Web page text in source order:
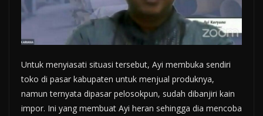
Untuk menyiasati situasi tersebut, Ayi membuka sendiri
toko di pasar kabupaten untuk menjual produknya,
namun ternyata dipasar pelosokpun, sudah dibanjiri kain
impor. Ini yang membuat Ayi heran sehingga dia mencoba